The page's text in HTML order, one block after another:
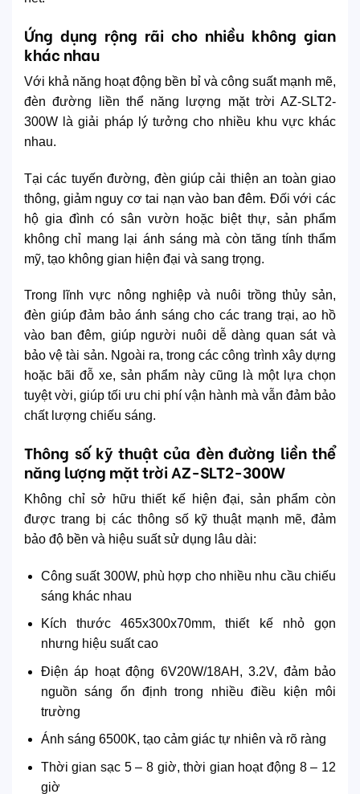
Ứng dụng rộng rãi cho nhiều không gian
khác nhau
Với khả năng hoạt động bền bỉ và công suất mạnh mẽ,
đèn đường liền thể năng lượng mặt trời AZ-SLT2-
300W là giải pháp lý tưởng cho nhiều khu vực khác
nhau.
Tại các tuyến đường, đèn giúp cải thiện an toàn giao
thông, giảm nguy cơ tai nạn vào ban đêm. Đối với các
hộ gia đình có sân vườn hoặc biệt thự, sản phẩm
không chỉ mang lại ánh sáng mà còn tăng tính thẩm
mỹ, tạo không gian hiện đại và sang trọng.
Trong lĩnh vực nông nghiệp và nuôi trồng thủy sản,
đèn giúp đảm bảo ánh sáng cho các trang trại, ao hồ
vào ban đêm, giúp người nuôi dễ dàng quan sát và
bảo vệ tài sản. Ngoài ra, trong các công trình xây dựng
hoặc bãi đỗ xe, sản phẩm này cũng là một lựa chọn
tuyệt vời, giúp tối ưu chi phí vận hành mà vẫn đảm bảo
chất lượng chiếu sáng.
Thông số kỹ thuật của đèn đường liền thể
năng lượng mặt trời AZ-SLT2-300W
Không chỉ sở hữu thiết kế hiện đại, sản phẩm còn
được trang bị các thông số kỹ thuật mạnh mẽ, đảm
bảo độ bền và hiệu suất sử dụng lâu dài:
Công suất 300W, phù hợp cho nhiều nhu cầu chiếu
sáng khác nhau
Kích thước 465x300x70mm, thiết kế nhỏ gọn
nhưng hiệu suất cao
Điện áp hoạt động 6V20W/18AH, 3.2V, đảm bảo
nguồn sáng ổn định trong nhiều điều kiện môi
trường
Ánh sáng 6500K, tạo cảm giác tự nhiên và rõ ràng
Thời gian sạc 5 – 8 giờ, thời gian hoạt động 8 – 12
giờ